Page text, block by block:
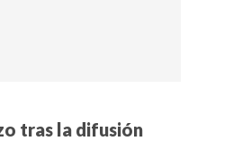
tras la difusión